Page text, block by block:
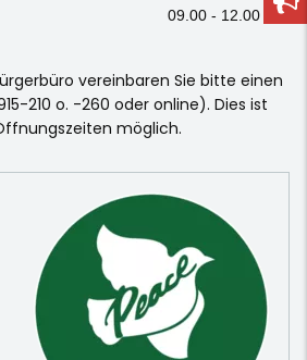
09.00 - 12.00 Uhr
vereinbaren Sie bitte einen
210 o. -260 oder online). Dies ist
möglich.